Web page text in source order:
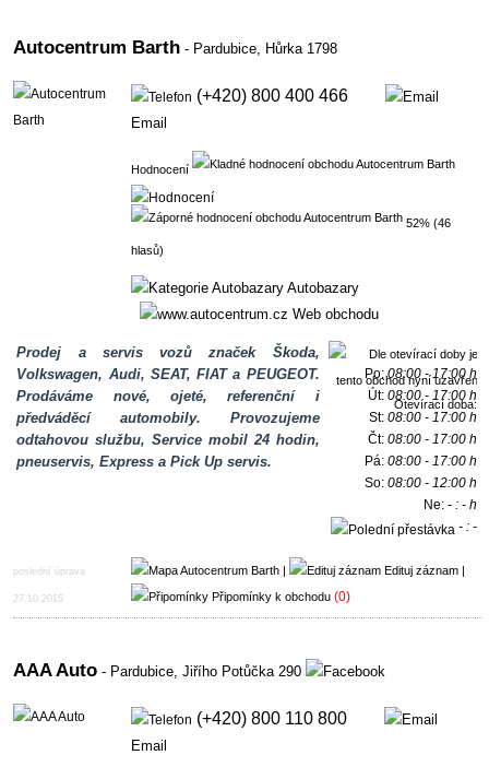
Autocentrum Barth - Pardubice, Hůrka 1798
(+420) 800 400 466
Email
Hodnocení
52% (46
hlasů)
Autobazary
Web obchodu
Prodej a servis vozů značek Škoda,
Volkswagen, Audi, SEAT, FIAT a PEUGEOT.
Prodáváme nové, ojeté, referenční i
předváděcí automobily. Provozujeme
odtahovou službu, Service mobil 24 hodin,
pneuservis, Express a Pick Up servis.
Otevírací doba:
Po:08:00 - 17:00 h
Út:08:00 - 17:00 h
St:08:00 - 17:00 h
Čt:08:00 - 17:00 h
Pá:08:00 - 17:00 h
So:08:00 - 12:00 h
Ne:- : - h
- : -
poslední úprava
27.10.2015
| Edituj záznam|
Připomínky k obchodu (0)
AAA Auto - Pardubice,Jiřího Potůčka 290
(+420) 800 110 800
Email